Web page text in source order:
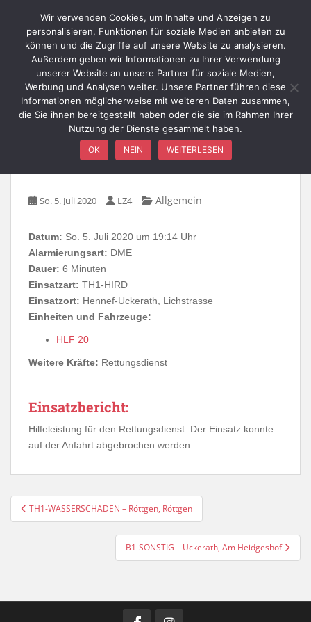
TH1-HIRD – Uckerath,
Lichstrasse
So. 5. Juli 2020 LZ4 Allgemein
Datum: So. 5. Juli 2020 um 19:14 Uhr
Alarmierungsart: DME
Dauer: 6 Minuten
Einsatzart: TH1-HIRD
Einsatzort: Hennef-Uckerath, Lichstrasse
Einheiten und Fahrzeuge:
HLF 20
Weitere Kräfte: Rettungsdienst
Einsatzbericht:
Hilfeleistung für den Rettungsdienst. Der Einsatz konnte
auf der Anfahrt abgebrochen werden.
Beitragsnavigation
TH1-WASSERSCHADEN – Röttgen, Röttgen
B1-SONSTIG – Uckerath, Am Heidgeshof
Wir verwenden Cookies, um Inhalte und Anzeigen zu
personalisieren, Funktionen für soziale Medien anbieten zu
können und die Zugriffe auf unsere Website zu analysieren.
Außerdem geben wir Informationen zu Ihrer Verwendung
unserer Website an unsere Partner für soziale Medien,
Werbung und Analysen weiter. Unsere Partner führen diese
Informationen möglicherweise mit weiteren Daten zusammen,
die Sie ihnen bereitgestellt haben oder die sie im Rahmen Ihrer
Nutzung der Dienste gesammelt haben.
OK NEIN WEITERLESEN